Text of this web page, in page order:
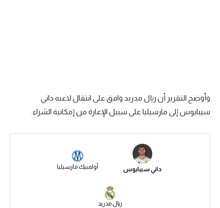
سعودي في الجول
الدوري الإنجليزي
دوري أبطال أوروبا
وأوضح التقرير أن ريال مدريد وافق على انتقال لاعبه داني
سيبايوس إلى مارسيليا على سبيل الإعارة من إمكانية الشراء.
داني سيبايوس أولمبيك مارسيليا
ريال مدريد